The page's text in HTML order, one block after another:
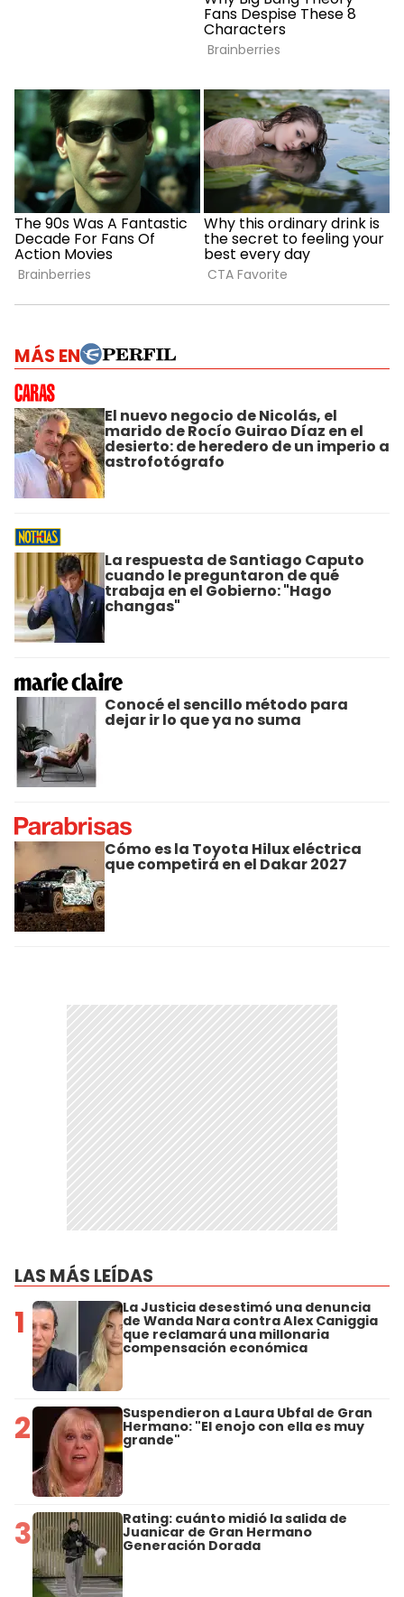
MÁS EN
El nuevo negocio de Nicolás, el
marido de Rocío Guirao Díaz en el
desierto: de heredero de un imperio a
astrofotógrafo
La respuesta de Santiago Caputo
cuando le preguntaron de qué
trabaja en el Gobierno: "Hago
changas"
Conocé el sencillo método para
dejar ir lo que ya no suma
Cómo es la Toyota Hilux eléctrica
que competirá en el Dakar 2027
LAS MÁS LEÍDAS
1 La Justicia desestimó una denuncia
de Wanda Nara contra Alex Caniggia
que reclamará una millonaria
compensación económica
2 Suspendieron a Laura Ubfal de Gran
Hermano: "El enojo con ella es muy
grande"
3 Rating: cuánto midió la salida de
Juanicar de Gran Hermano
Generación Dorada